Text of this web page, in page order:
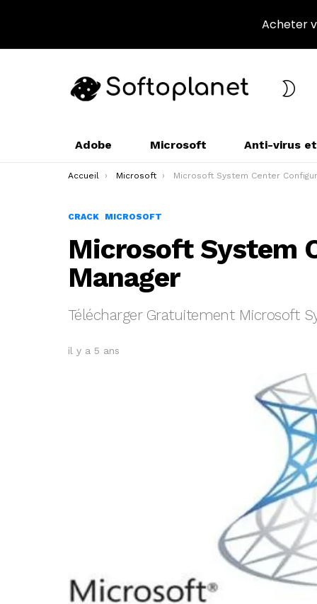
Adobe Microsoft Anti-virus
Vous êtes ici :
Accueil Microsoft Microsoft System Center Configuration
CRACK MICROSOFT
Microsoft System
Manager
Télécharger Gratuitement Microsoft
il y a 5 ans
Acheter